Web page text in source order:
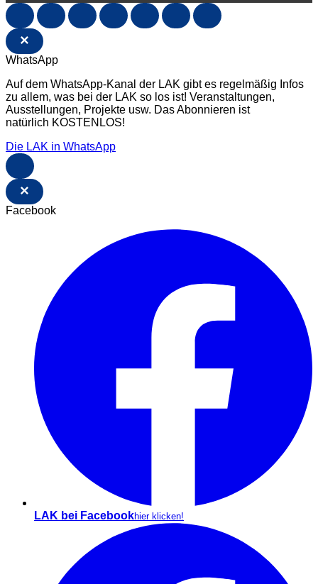
×
WhatsApp
Auf dem WhatsApp-Kanal der LAK gibt es regelmäßig Infos
zu allem, was bei der LAK so los ist! Veranstaltungen,
Ausstellungen, Projekte usw. Das Abonnieren ist
natürlich KOSTENLOS!
Die LAK in WhatsApp
×
Facebook
LAK bei Facebookhier klicken!